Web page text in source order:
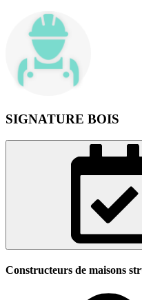
SIGNATURE BOIS
Constructeurs de maisons